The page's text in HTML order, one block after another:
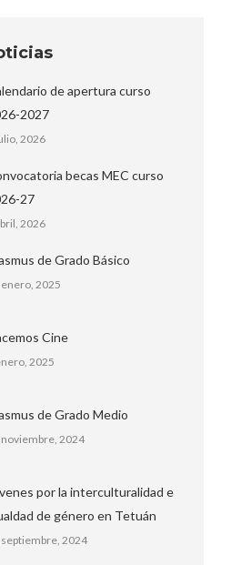
de apertura curso
2027
2026
becas MEC curso
27
2026
de Grado Básico
enero, 2025
Cine
2025
de Grado Medio
noviembre, 2024
por la interculturalidad e
de género en Tetuán
septiembre, 2024